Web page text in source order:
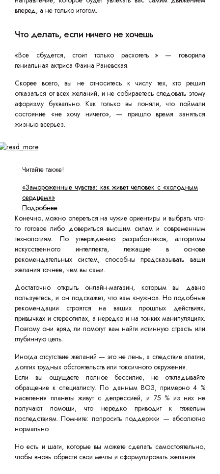
вперед, а не только итогом.
Что делать, если ничего не хочешь
«Все сбудется, стоит только расхотеть…» — говорила
гениальная актриса Фаина Раневская.
Скорее всего, вы не относитесь к числу тех, кто решил
отказаться от всех желаний, и не собираетесь следовать этому
афоризму буквально. Как только вы поняли, что поймали
состояние «не хочу ничего», — пришло время заняться
жизнью всерьез.
Читайте также!
«Замороженные чувства: как живет человек с «холодным
сердцем»»
Подробнее
Конечно, можно опереться на чужие ориентиры и выбрать что-
то готовое либо довериться высшим силам и современным
технологиям. По утверждению разработчиков, алгоритмы
искусственного интеллекта, лежащие в основе
рекомендательных систем, способны предсказывать ваши
желания точнее, чем вы сами.
Достаточно открыть онлайн-магазин, которым вы давно
пользуетесь, и он подскажет, что вам «нужно». Но подобные
рекомендации строятся на ваших прошлых действиях,
привычках и стереотипах, а нередко и на тонких манипуляциях.
Поэтому они вряд ли помогут вам найти истинную страсть или
глубинную цель.
Иногда отсутствие желаний — это не лень, а следствие апатии,
долгих трудных обстоятельств или токсичного окружения.
Если вы ощущаете полное бессилие, не откладывайте
обращение к специалисту. По данным ВОЗ, примерно 4 %
населения планеты живут с депрессией, и 75 % из них не
получают помощи, что нередко приводит к тяжелым
последствиям. Помните: попросить поддержки — абсолютно
нормально.
Но есть и шаги, которые вы можете сделать самостоятельно,
чтобы вновь обрести свои мечты и сформулировать желания.